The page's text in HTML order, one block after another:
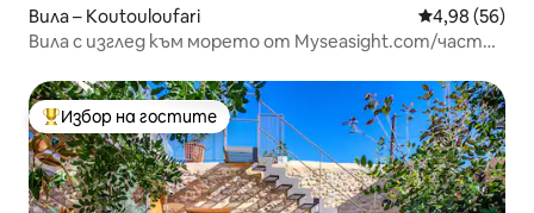
Вила – Koutouloufari Средна
4,98 (56)
Вила с изглед към морето от Myseasight.com/частна
Най-популярен избор на гостите
Избор на гостите